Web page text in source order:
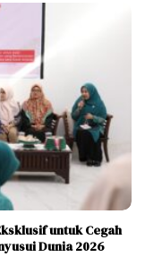
untuk Cegah
Dunia 2026